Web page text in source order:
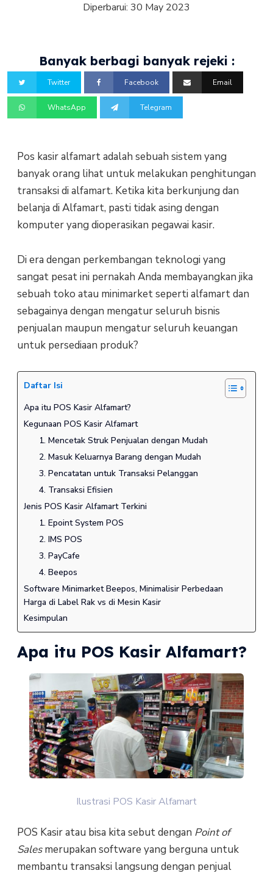
Diperbarui: 30 May 2023
Banyak berbagi banyak rejeki :
Twitter Facebook Email
WhatsApp Telegram
Pos kasir alfamart adalah sebuah sistem yang
banyak orang lihat untuk melakukan penghitungan
transaksi di alfamart. Ketika kita berkunjung dan
belanja di Alfamart, pasti tidak asing dengan
komputer yang dioperasikan pegawai kasir.
Di era dengan perkembangan teknologi yang
sangat pesat ini pernakah Anda membayangkan jika
sebuah toko atau minimarket seperti alfamart dan
sebagainya dengan mengatur seluruh bisnis
penjualan maupun mengatur seluruh keuangan
untuk persediaan produk?
Daftar Isi
Apa itu POS Kasir Alfamart?
Kegunaan POS Kasir Alfamart
1. Mencetak Struk Penjualan dengan Mudah
2. Masuk Keluarnya Barang dengan Mudah
3. Pencatatan untuk Transaksi Pelanggan
4. Transaksi Efisien
Jenis POS Kasir Alfamart Terkini
1. Epoint System POS
2. IMS POS
3. PayCafe
4. Beepos
Software Minimarket Beepos, Minimalisir Perbedaan
Harga di Label Rak vs di Mesin Kasir
Kesimpulan
Apa itu POS Kasir Alfamart?
Ilustrasi POS Kasir Alfamart
POS Kasir atau bisa kita sebut dengan Point of
Salesmerupakan software yang berguna untuk
membantu transaksi langsung dengan penjual